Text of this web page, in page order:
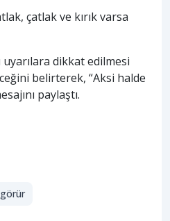
çatlak ve kırık varsa
dikkat edilmesi
belirterek, “Aksi halde
paylaştı.